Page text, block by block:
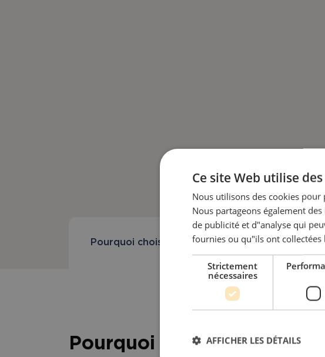
Pourquoi choisir ce produit ?
Pourquoi choisir ce produit
Ce site Web utilise
Nous utilisons des cookies
Nous partageons également
de publicité et d"analyse qui
fournies ou qu"ils ont
Strictement
nécessaires
AFFICHER LES DÉTAILS